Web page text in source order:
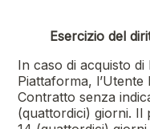
Esercizio del
In caso di acquisto
Piattaforma,
Contratto senza
(quattordici) giorni. Il